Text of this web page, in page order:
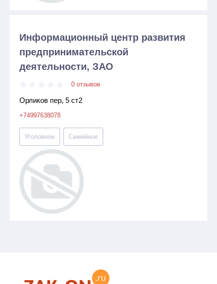
Информационный центр развития
предпринимательской
деятельности, ЗАО
0 отзывов
Орликов пер, 5 ст2
+74997638078
Уголовное Семейное